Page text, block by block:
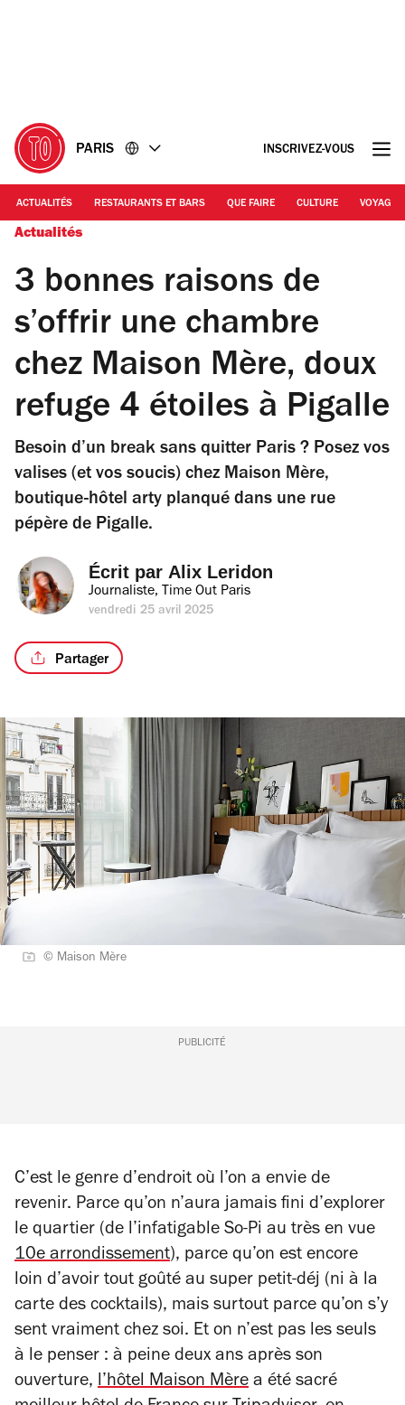
PARIS INSCRIVEZ-VOUS
ACTUALITÉS RESTAURANTS ET BARS QUE FAIRE CULTURE VOYAGE
Actualités
3 bonnes raisons de
s’offrir une chambre
chez Maison Mère, doux
refuge 4 étoiles à Pigalle
Besoin d’un break sans quitter Paris ? Posez vos
valises (et vos soucis) chez Maison Mère,
boutique-hôtel arty planqué dans une rue
pépère de Pigalle.
Écrit par Alix Leridon
Journaliste, Time Out Paris
vendredi 25 avril 2025
Partager
© Maison Mère
PUBLICITÉ
C’est le genre d’endroit où l’on a envie de
revenir. Parce qu’on n’aura jamais fini d’explorer
le quartier (de l’infatigable So-Pi au très en vue
10e arrondissement), parce qu’on est encore
loin d’avoir tout goûté au super petit-déj (ni à la
carte des cocktails), mais surtout parce qu’on s’y
sent vraiment chez soi. Et on n’est pas les seuls
à le penser : à peine deux ans après son
ouverture, l’hôtel Maison Mère a été sacré